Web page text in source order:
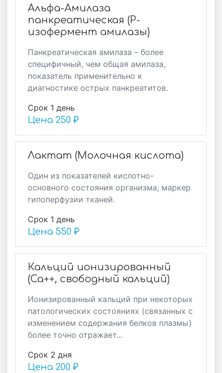
Альфа-Амилаза
панкреатическая (P-
изофермент амилазы)
Панкреатическая амилаза – более
специфичный, чем общая амилаза,
показатель применительно к
диагностике острых панкреатитов.
Срок 1 день
Цена 250 ₽
Лактат (Молочная кислота)
Один из показателей кислотно-
основного состояния организма; маркер
гипоперфузии тканей.
Срок 1 день
Цена 550 ₽
Кальций ионизированный
(Ca++, свободный кальций)
Ионизированный кальций при некоторых
патологических состояниях (связанных с
изменением содержания белков плазмы)
более точно отражает...
Срок 2 дня
Цена 200 ₽